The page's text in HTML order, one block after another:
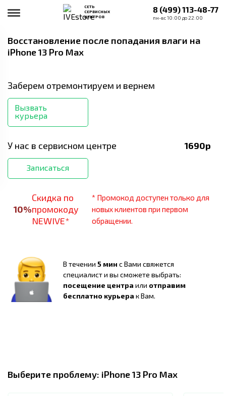
СЕТЬ
СЕРВИСНЫХ
ЦЕНТРОВ
8 (499) 113-48-77
пн-вс 10:00 до 22:00
Восстановление после попадания влаги на
iPhone 13 Pro Max
Заберем отремонтируем и вернем
Вызвать
курьера
У нас в сервисном центре 1690р
Записаться
10%
Скидка по
промокоду
NEWIVE*
* Промокод доступен только для
новых клиентов при первом
обращении.
В течении 5 мин с Вами свяжется
специалист и вы сможете выбрать:
посещение центра или отправим
бесплатно курьера к Вам.
Выберите проблему: iPhone 13 Pro Max